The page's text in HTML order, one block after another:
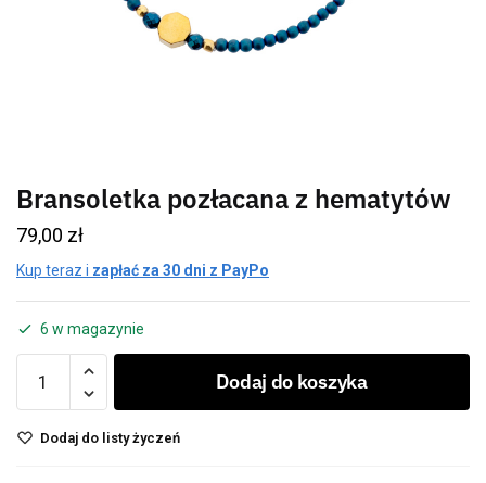
Bransoletka pozłacana z hematytów
79,00 zł
Kup teraz i zapłać za 30 dni z PayPo
6 w magazynie
Dodaj do koszyka
Dodaj do listy życzeń